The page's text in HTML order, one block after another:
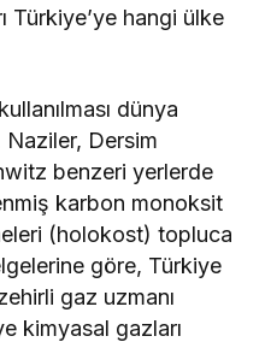
Türkiye’ye hangi ülke
dünya
Naziler, Dersim
benzeri yerlerde
karbon monoksit
(holokost) topluca
göre, Türkiye
gaz uzmanı
kimyasal gazları